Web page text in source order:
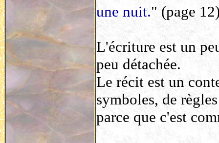
une nuit." (page
L'écriture est un
peu détachée.
Le récit est un
symboles, de
parce que c'est